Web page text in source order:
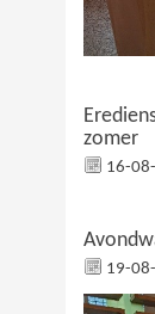
zomer
16-
19-